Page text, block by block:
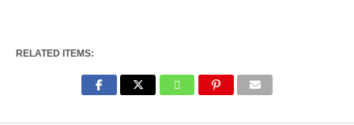
RELATED ITEMS: